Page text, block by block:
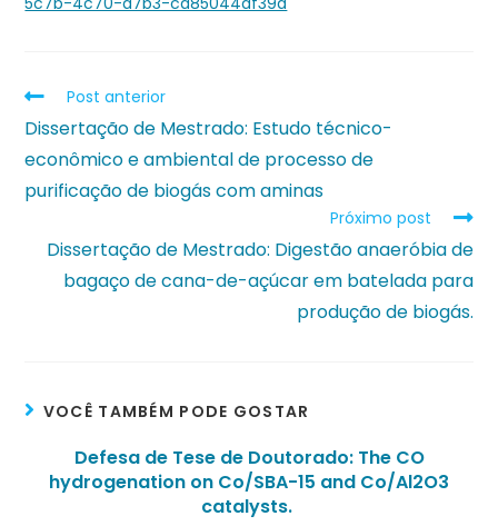
Post anterior
Dissertação de Mestrado: Estudo técnico-
econômico e ambiental de processo de
purificação de biogás com aminas
Próximo post
Dissertação de Mestrado: Digestão anaeróbia de
bagaço de cana-de-açúcar em batelada para
produção de biogás.
VOCÊ TAMBÉM PODE GOSTAR
Defesa de Tese de Doutorado: The CO
hydrogenation on Co/SBA-15 and Co/Al2O3
catalysts.